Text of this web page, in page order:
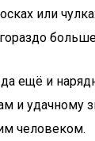
или
ещё и
и удачному
человеком.